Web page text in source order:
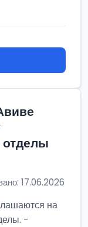
отделы
17.06.2026
на
-